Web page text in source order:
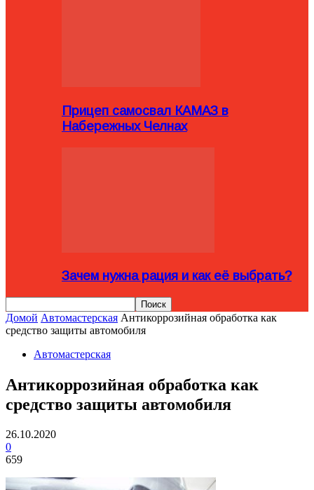
Прицеп самосвал КАМАЗ в
Набережных Челнах
Зачем нужна рация и как её выбрать?
Домой Автомастерская Антикоррозийная обработка как
средство защиты автомобиля
Автомастерская
Антикоррозийная обработка как
средство защиты автомобиля
26.10.2020
0
659